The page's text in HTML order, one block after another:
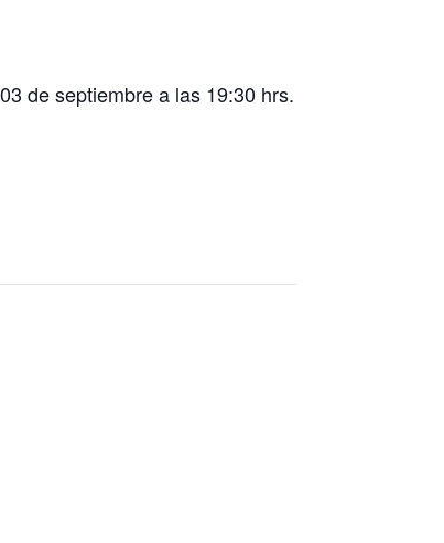
de septiembre a las 19:30 hrs.